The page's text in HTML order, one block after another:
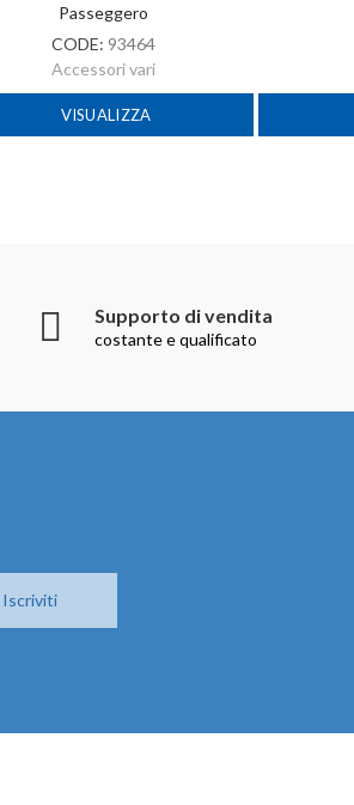
Passeggero
CODE: 93464
Accessori vari
VISUALIZZA
Supporto di vendita
costante e qualificato
Iscriviti